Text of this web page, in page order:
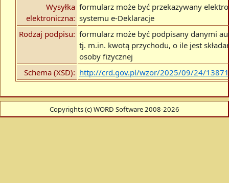
Wysyłka
elektroniczna:
formularz może być przekazywany
systemu e-Deklaracje
Rodzaj podpisu: formularz może być podpisany danymi
tj. m.in. kwotą przychodu, o ile jest
osoby fizycznej
Schema (XSD): http://crd.gov.pl/wzor/2025/09/24/
Copyrights (c) WORD Software 2008-2026